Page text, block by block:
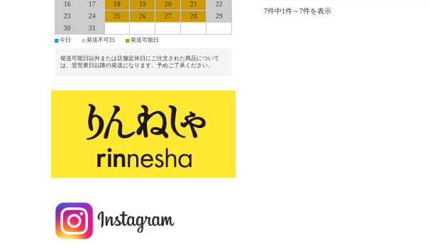
7件中1件～7件を表示
16
17 18 19 20 21
22
23
24 25 26 27 28
29
30
31
■ 今日 ■ 発送不可日 ■ 発送可能日
発送可能日以外または店舗定休日にご注文された商品について
は、翌営業日以降の発送になります。予めご了承ください。